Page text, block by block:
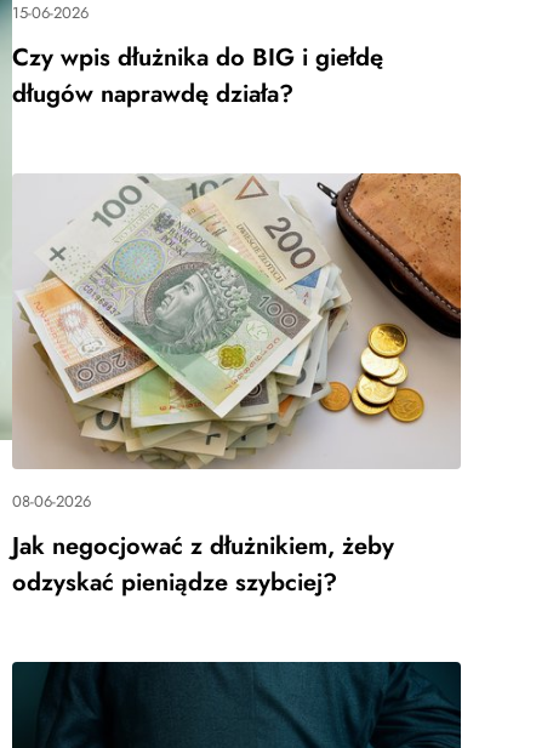
15-06-2026
Czy wpis dłużnika do BIG i giełdę
długów naprawdę działa?
08-06-2026
Jak negocjować z dłużnikiem, żeby
odzyskać pieniądze szybciej?